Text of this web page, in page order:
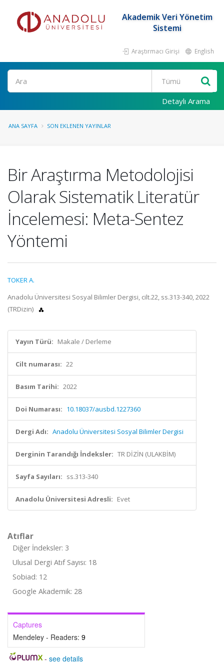
Akademik Veri Yönetim
Sistemi
Araştırmacı Girişi English
Ara
Detaylı Arama
ANA SAYFA SON EKLENEN YAYINLAR
Bir Araştırma Metodolojisi
Olarak Sistematik Literatür
İncelemesi: Meta-Sentez
Yöntemi
TOKER A.
Anadolu Üniversitesi Sosyal Bilimler Dergisi, cilt.22, ss.313-340, 2022
(TRDizin)
Yayın Türü: Makale / Derleme
Cilt numarası: 22
Basım Tarihi: 2022
Doi Numarası: 10.18037/ausbd.1227360
Dergi Adı: Anadolu Üniversitesi Sosyal Bilimler Dergisi
Derginin Tarandığı İndeksler: TR DİZİN (ULAKBİM)
Sayfa Sayıları: ss.313-340
Anadolu Üniversitesi Adresli: Evet
Atıflar
Diğer İndeksler: 3
Ulusal Dergi Atıf Sayısı: 18
Sobiad: 12
Google Akademik: 28
Captures
Mendeley - Readers: 9
- see details